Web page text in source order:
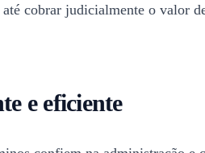
cobrar judicialmente o valor
e eficiente